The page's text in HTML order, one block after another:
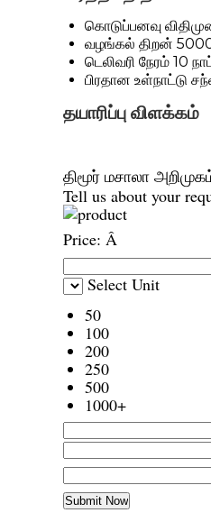
கொடுப்பனவு
வழங்கல் திறன்
டெலிவரி நேரம் 10
பிரதான உள்நாட்டு
தயாரிப்பு விளக்கம்
திமூர் மசாலா
Tell us about your
Price: Â
Select Unit
50
100
200
250
500
1000+